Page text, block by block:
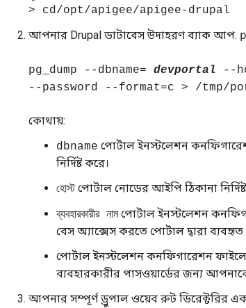
> cd/opt/apigee/apigee-drupal
আপনার Drupal ডাটাবেস উদাহরণ ব্যাক আপ.
pg_dump --dbname= devportal --
--password --format=c > /tmp/
কোথায়:
dbname পোর্টাল ইনস্টলেশন
নির্দিষ্ট করে।
হোস্টপোর্টাল নোডের আইপি ঠিকানা
ব্যবহারকারীর নামপোর্টাল ইনস্টলেশন
বেস অ্যাক্সেস করতে পোর্টাল দ্বারা ব্যবহৃত
পোর্টাল ইনস্টলেশন কনফিগারেশন ফাইলে
ব্যবহারকারীর পাসওয়ার্ডের জন্য
আপনার সম্পূর্ণ ড্রুপাল ওয়েব রুট ডিরেক্টরির